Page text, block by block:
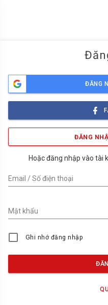
ĐĂNG
ĐĂNG
Hoặc đăng nhập vào tài
Email / Số điện thoại
Mật khẩu
Ghi nhớ đăng nhập